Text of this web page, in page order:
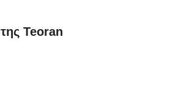
Teoran